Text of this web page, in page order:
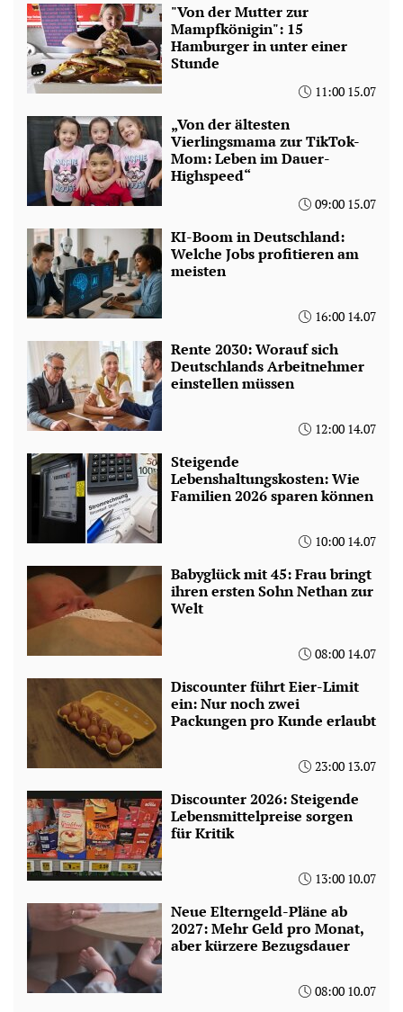
"Von der Mutter zur
Mampfkönigin": 15
Hamburger in unter einer
Stunde
11:00 15.07
„Von der ältesten
Vierlingsmama zur TikTok-
Mom: Leben im Dauer-
Highspeed“
09:00 15.07
KI-Boom in Deutschland:
Welche Jobs profitieren am
meisten
16:00 14.07
Rente 2030: Worauf sich
Deutschlands Arbeitnehmer
einstellen müssen
12:00 14.07
Steigende
Lebenshaltungskosten: Wie
Familien 2026 sparen können
10:00 14.07
Babyglück mit 45: Frau bringt
ihren ersten Sohn Nethan zur
Welt
08:00 14.07
Discounter führt Eier-Limit
ein: Nur noch zwei
Packungen pro Kunde erlaubt
23:00 13.07
Discounter 2026: Steigende
Lebensmittelpreise sorgen
für Kritik
13:00 10.07
Neue Elterngeld-Pläne ab
2027: Mehr Geld pro Monat,
aber kürzere Bezugsdauer
08:00 10.07